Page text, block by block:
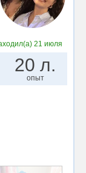
21 июля
20 л.
опыт